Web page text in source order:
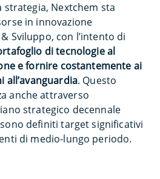
Nextchem sta
in innovazione
Sviluppo, con l’intento di
di tecnologie al
e fornire costantemente ai
. Questo
anche attraverso
strategico decennale
definiti target significativi
di medio-lungo periodo.